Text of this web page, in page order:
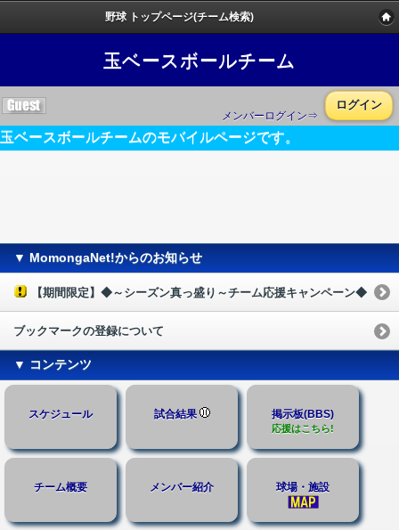
野球 トップページ(チーム検索)
玉ベースボールチーム
メンバーログイン⇒
ログイン
玉ベースボールチームのモバイルページです。
▼ MomongaNet!からのお知らせ
【期間限定】◆～シーズン真っ盛り～チーム応援キャンペーン◆
ブックマークの登録について
▼ コンテンツ
スケジュール 試合結果 掲示板(BBS)
応援はこちら!
チーム概要 メンバー紹介 球場・施設